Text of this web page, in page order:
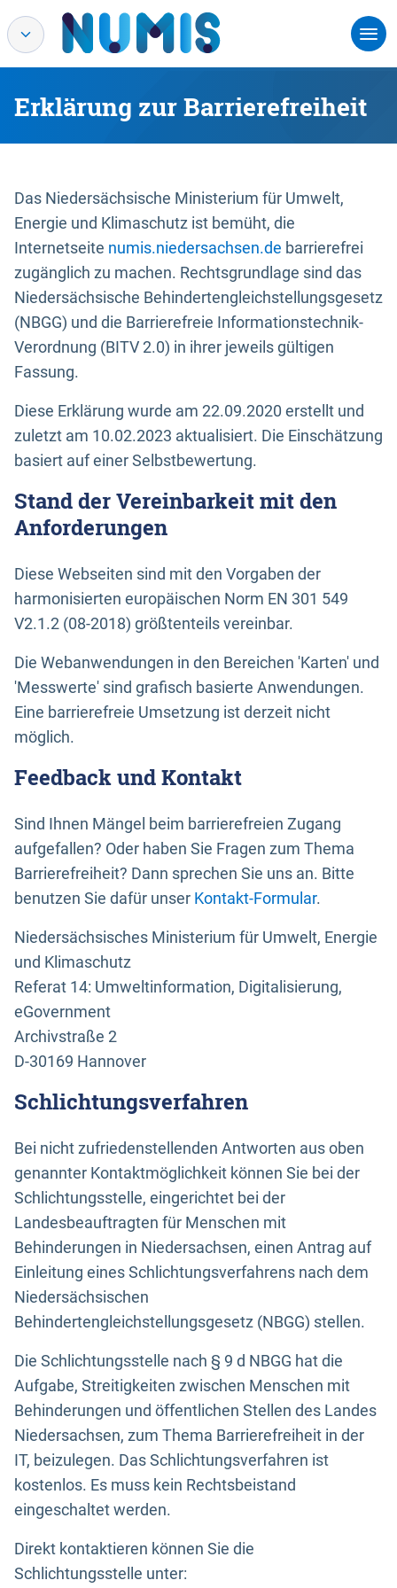
Erklärung zur Barrierefreiheit
Das Niedersächsische Ministerium für Umwelt,
Energie und Klimaschutz ist bemüht, die
Internetseite numis.niedersachsen.de barrierefrei
zugänglich zu machen. Rechtsgrundlage sind das
Niedersächsische Behindertengleichstellungsgesetz
(NBGG) und die Barrierefreie Informationstechnik-
Verordnung (BITV 2.0) in ihrer jeweils gültigen
Fassung.
Diese Erklärung wurde am 22.09.2020 erstellt und
zuletzt am 10.02.2023 aktualisiert. Die Einschätzung
basiert auf einer Selbstbewertung.
Stand der Vereinbarkeit mit den
Anforderungen
Diese Webseiten sind mit den Vorgaben der
harmonisierten europäischen Norm EN 301 549
V2.1.2 (08-2018) größtenteils vereinbar.
Die Webanwendungen in den Bereichen 'Karten' und
'Messwerte' sind grafisch basierte Anwendungen.
Eine barrierefreie Umsetzung ist derzeit nicht
möglich.
Feedback und Kontakt
Sind Ihnen Mängel beim barrierefreien Zugang
aufgefallen? Oder haben Sie Fragen zum Thema
Barrierefreiheit? Dann sprechen Sie uns an. Bitte
benutzen Sie dafür unser Kontakt-Formular.
Niedersächsisches Ministerium für Umwelt, Energie
und Klimaschutz
Referat 14: Umweltinformation, Digitalisierung,
eGovernment
Archivstraße 2
D-30169 Hannover
Schlichtungsverfahren
Bei nicht zufriedenstellenden Antworten aus oben
genannter Kontaktmöglichkeit können Sie bei der
Schlichtungsstelle, eingerichtet bei der
Landesbeauftragten für Menschen mit
Behinderungen in Niedersachsen, einen Antrag auf
Einleitung eines Schlichtungsverfahrens nach dem
Niedersächsischen
Behindertengleichstellungsgesetz (NBGG) stellen.
Die Schlichtungsstelle nach § 9 d NBGG hat die
Aufgabe, Streitigkeiten zwischen Menschen mit
Behinderungen und öffentlichen Stellen des Landes
Niedersachsen, zum Thema Barrierefreiheit in der
IT, beizulegen. Das Schlichtungsverfahren ist
kostenlos. Es muss kein Rechtsbeistand
eingeschaltet werden.
Direkt kontaktieren können Sie die
Schlichtungsstelle unter: